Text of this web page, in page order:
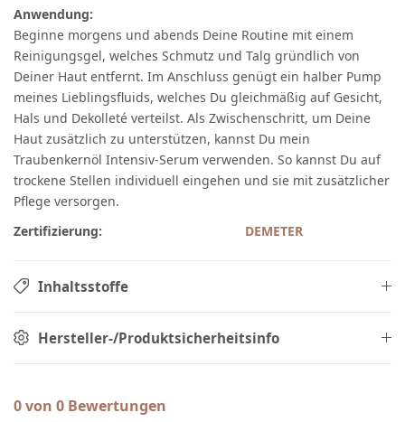
Anwendung:
Beginne morgens und abends Deine Routine mit einem
Reinigungsgel, welches Schmutz und Talg gründlich von
Deiner Haut entfernt. Im Anschluss genügt ein halber Pump
meines Lieblingsfluids, welches Du gleichmäßig auf Gesicht,
Hals und Dekolleté verteilst. Als Zwischenschritt, um Deine
Haut zusätzlich zu unterstützen, kannst Du mein
Traubenkernöl Intensiv-Serum verwenden. So kannst Du auf
trockene Stellen individuell eingehen und sie mit zusätzlicher
Pflege versorgen.
Zertifizierung:
DEMETER
Inhaltsstoffe
Hersteller-/Produktsicherheitsinfo
0 von 0 Bewertungen